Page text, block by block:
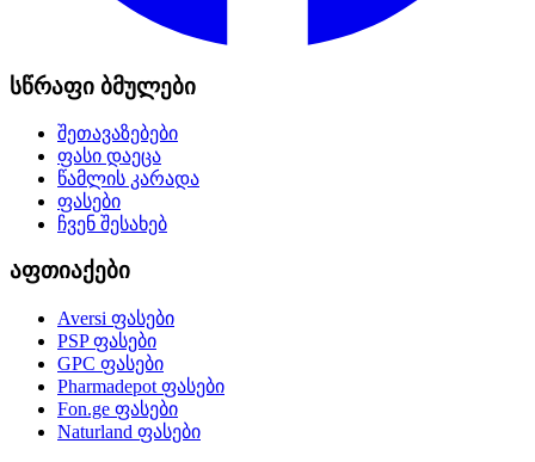
სწრაფი ბმულები
შეთავაზებები
ფასი დაეცა
წამლის კარადა
ფასები
ჩვენ შესახებ
აფთიაქები
Aversi ფასები
PSPფასები
GPC ფასები
Pharmadepot ფასები
Fon.ge ფასები
Naturland ფასები